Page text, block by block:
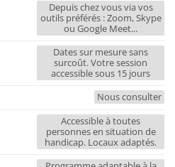
Depuis chez vous via vos
outils préférés : Zoom, Skype
ou Google Meet...
Dates sur mesure sans
surcoût. Votre session
accessible sous 15 jours
Nous consulter
Accessible à toutes
personnes en situation de
handicap. Locaux adaptés.